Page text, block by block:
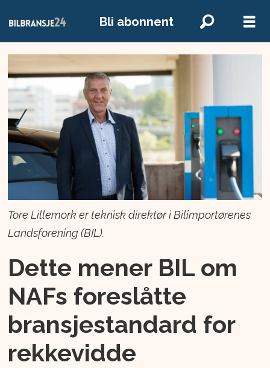
Bli abonnent
Tore Lillemork er teknisk direktør i Bilimportørenes
Landsforening (BIL).
Dette mener BIL om
NAFs foreslåtte
bransjestandard for
rekkevidde